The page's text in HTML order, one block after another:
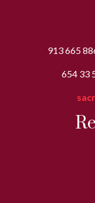
913 665
654 33